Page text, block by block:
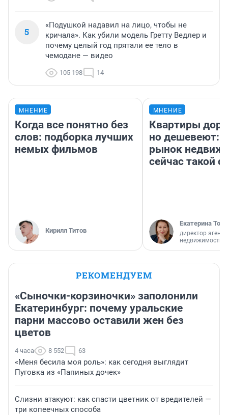
5
«Подушкой надавил на лицо, чтобы не
кричала». Как убили модель Гретту Ведлер и
почему целый год прятали ее тело в
чемодане — видео
105 198 14
МНЕНИЕ
Когда все понятно без
слов: подборка лучших
немых фильмов
Кирилл Титов
МНЕНИЕ
Квартиры
но дешевеют:
рынок
сейчас такой
Екатерина
директор
недвижимости
РЕКОМЕНДУЕМ
«Сыночки-корзиночки» заполонили
Екатеринбург: почему уральские
парни массово оставили жен без
цветов
4 часа 8 552 63
«Меня бесила моя роль»: как сегодня выглядит
Пуговка из «Папиных дочек»
Слизни атакуют: как спасти цветник от вредителей —
три копеечных способа